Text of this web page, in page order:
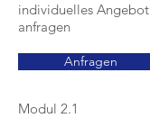
individuelles Angebot
anfragen
Anfragen
Modul 2.1